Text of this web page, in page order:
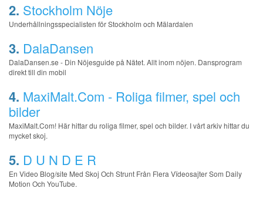
2. Stockholm Nöje
Underhållningsspecialisten för Stockholm och Mälardalen
3. DalaDansen
DalaDansen.se - Din Nöjesguide på Nätet. Allt inom nöjen. Dansprogram
direkt till din mobil
4. MaxiMalt.Com - Roliga filmer, spel och
bilder
MaxiMalt.Com! Här hittar du roliga filmer, spel och bilder. I vårt arkiv hittar du
mycket skoj.
5. D U N D E R
En Video Blog/site Med Skoj Och Strunt Från Flera Vïdeosajter Som Daily
Motion Och YouTube.